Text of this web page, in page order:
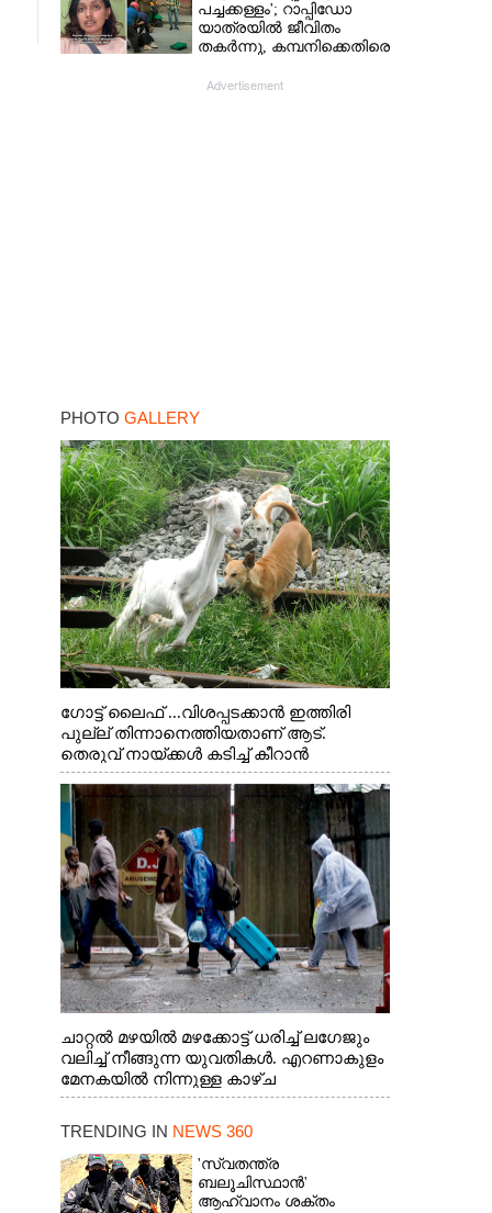
പച്ചക്കള്ളം'; റാപ്പിഡോ
യാത്രയിൽ ജീവിതം
തകർന്നു, കമ്പനിക്കെതിരെ
Advertisement
PHOTO GALLERY
ഗോട്ട് ലൈഫ് ...വിശപ്പടക്കാൻ ഇത്തിരി
പുല്ല് തിന്നാനെത്തിയതാണ് ആട്.
തെരുവ് നായ്ക്കൾ കടിച്ച് കീറാൻ
വന്നതോടെ വയറിന്റെ ആന്തൽ മറന്ന്
ജീവന് വേണ്ടിയായി ഓട്ടം. എറണാകുളം
വാത്തുരുത്തിയിൽ നിന്നുള്ള കാഴ്ച
ചാറ്റൽ മഴയിൽ മഴക്കോട്ട് ധരിച്ച് ലഗേജും
വലിച്ച് നീങ്ങുന്ന യുവതികൾ. എറണാകുളം
മേനകയിൽ നിന്നുള്ള കാഴ്ച
TRENDING IN NEWS 360
'സ്വതന്ത്ര
ബലൂചിസ്ഥാൻ'
ആഹ്വാനം ശക്തം